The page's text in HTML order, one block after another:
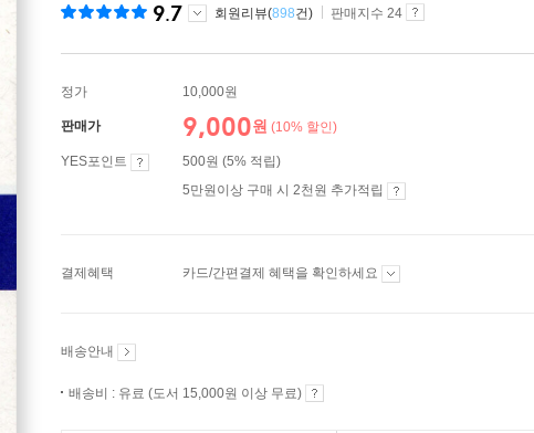
9.7 회원리뷰(898건) 판매지수 24
정가 10,000원
판매가 9,000원 (10% 할인)
YES포인트
500원 (5% 적립)
5만원이상 구매 시 2천원 추가적립
결제혜택 카드/간편결제 혜택을 확인하세요
배송안내
배송비 : 유료 (도서 15,000원 이상 무료)